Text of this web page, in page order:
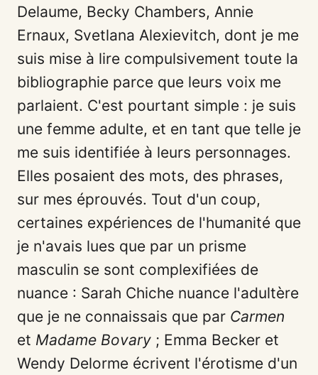
Delaume, Becky Chambers, Annie
Ernaux, Svetlana Alexievitch, dont je me
suis mise à lire compulsivement toute la
bibliographie parce que leurs voix me
parlaient. C'est pourtant simple : je suis
une femme adulte, et en tant que telle je
me suis identifiée à leurs personnages.
Elles posaient des mots, des phrases,
sur mes éprouvés. Tout d'un coup,
certaines expériences de l'humanité que
je n'avais lues que par un prisme
masculin se sont complexifiées de
nuance : Sarah Chiche nuance l'adultère
que je ne connaissais que par Carmen
et Madame Bovary ; Emma Becker et
Wendy Delorme écrivent l'érotisme d'un